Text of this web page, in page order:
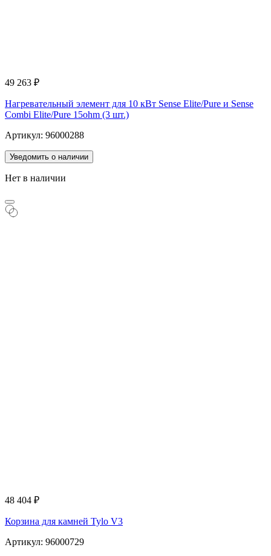
49 263 ₽
Нагревательный элемент для 10 кВт Sense Elite/Pure и Sense
Combi Elite/Pure 15ohm (3 шт.)
Артикул: 96000288
Уведомить о наличии
Нет в наличии
48 404 ₽
Корзина для камней Tylo V3
Артикул: 96000729